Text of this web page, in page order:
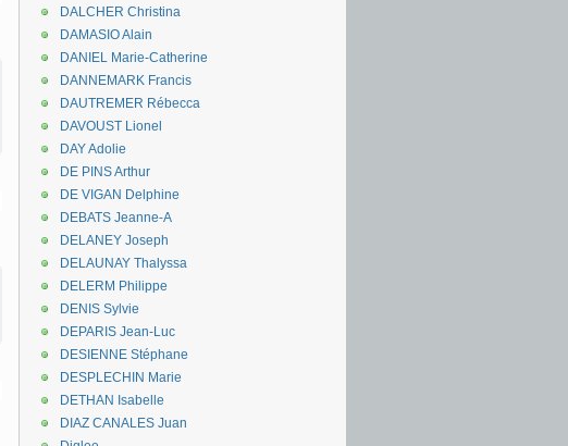
DALCHER Christina
DAMASIO Alain
DANIEL Marie-Catherine
DANNEMARK Francis
DAUTREMER Rébecca
DAVOUST Lionel
DAY Adolie
DE PINS Arthur
DE VIGAN Delphine
DEBATS Jeanne-A
DELANEY Joseph
DELAUNAY Thalyssa
DELERM Philippe
DENIS Sylvie
DEPARIS Jean-Luc
DESIENNE Stéphane
DESPLECHIN Marie
DETHAN Isabelle
DIAZ CANALES Juan